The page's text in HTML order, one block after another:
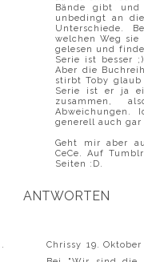
Bände gibt
unbedingt an
Unterschiede.
welchen Weg
gelesen und
Serie ist besser
Aber die
stirbt Toby
Serie ist er ja
zusammen,
Abweichungen.
generell auch
Geht mir aber
CeCe. Auf
Seiten :D.
ANTWORTEN
Chrissy 19. Oktober